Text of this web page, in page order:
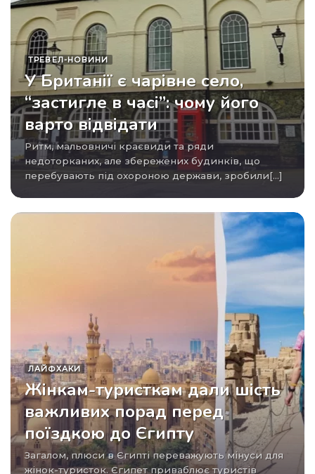
ТРЕВЕЛ-НОВИНИ
У Британії є чарівне село,
“застигле в часі”: чому його
варто відвідати
Ритм, мальовничі краєвиди та ряди
недоторканих, але збережених будинків, що
перебувають під охороною держави, зробили[...]
ЛАЙФХАКИ
Жінкам-туристкам дали шість
важливих порад перед
поїздкою до Єгипту
Загалом, плюси в Єгипті переважують мінуси для
жінок-туристок. Єгипет приваблює туристів